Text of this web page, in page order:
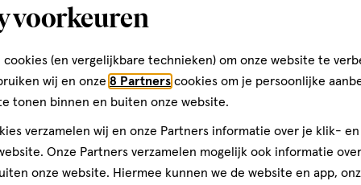
Toevoegenverhoog aantal met één Er
1 Toevoegen
Gratisbezorging vanaf €35 Gratisretour binnen 30
voorkeuren
cookies (en vergelijkbare technieken) om onze website te
wij en onze 8 Partners cookies om je persoonlijke
tonen binnen en buiten onze website.
verzamelen wij en onze Partners informatie over je klik-
Onze Partners verzamelen mogelijk ook informatie
onze website. Hiermee kunnen we de website en app,